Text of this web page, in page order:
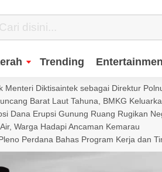
Trending
Menteri Diktisaintek sebagai Direktur
Barat Laut Tahuna, BMKG
Dana Erupsi Gunung Ruang Rugikan
Warga Hadapi Ancaman Kemarau
Perdana Bahas Program Kerja dan